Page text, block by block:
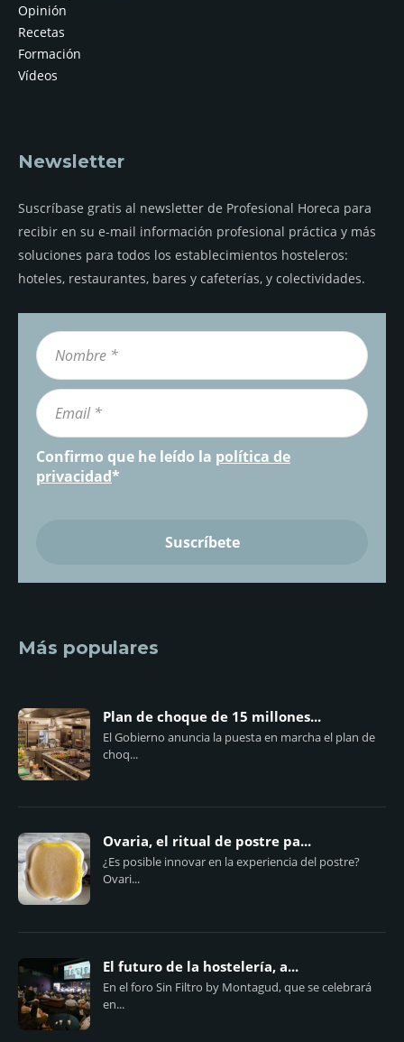
Opinión
Recetas
Formación
Vídeos
Newsletter
Suscríbase gratis al newsletter de Profesional Horeca para
recibir en su e-mail información profesional práctica y más
soluciones para todos los establecimientos hosteleros:
hoteles, restaurantes, bares y cafeterías, y colectividades.
Confirmo que he leído la política de
privacidad*
Más populares
Plan de choque de 15 millones...
El Gobierno anuncia la puesta en marcha el plan de
choq...
Ovaria, el ritual de postre pa...
¿Es posible innovar en la experiencia del postre?
Ovari...
El futuro de la hostelería, a...
En el foro Sin Filtro by Montagud, que se celebrará
en...